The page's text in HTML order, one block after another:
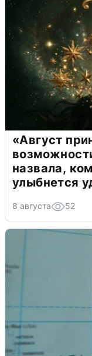
«Август
назвала,
улыбнется
8 августа 52